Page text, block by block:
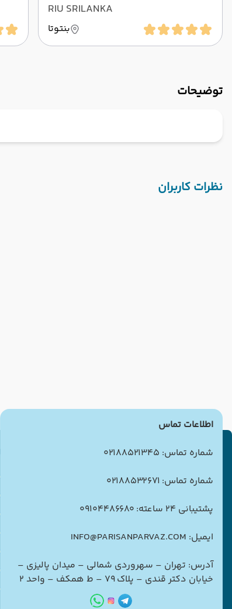
RIU SRILANKA
بنتوتا
توضیحات
نظرات کاربران
اطلاعات تماس
شماره تماس: 02188521345
شماره تماس: 02188532671
پشتیبانی 24 ساعته: 09104486680
ایمیل: INFO@PARISANPARVAZ.COM
آدرس: تهران – سهروردی شمالی – میدان پالیزی –
خیابان دکتر قندی – پلاک ۷۹ – ط همکف – واحد ۲